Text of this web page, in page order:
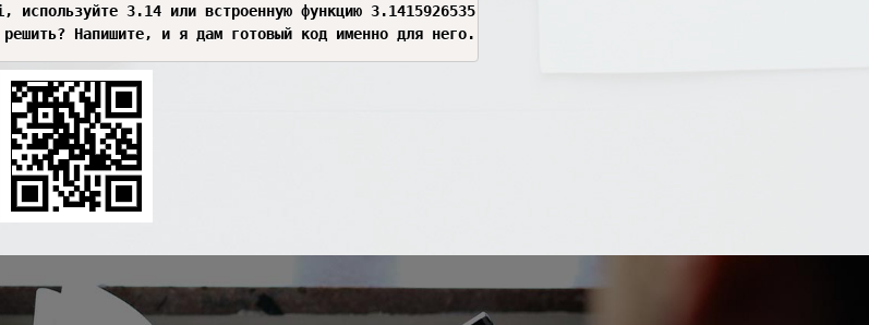
3.14 или встроенную функцию 3.1415926535. Для возведения в степень используйте